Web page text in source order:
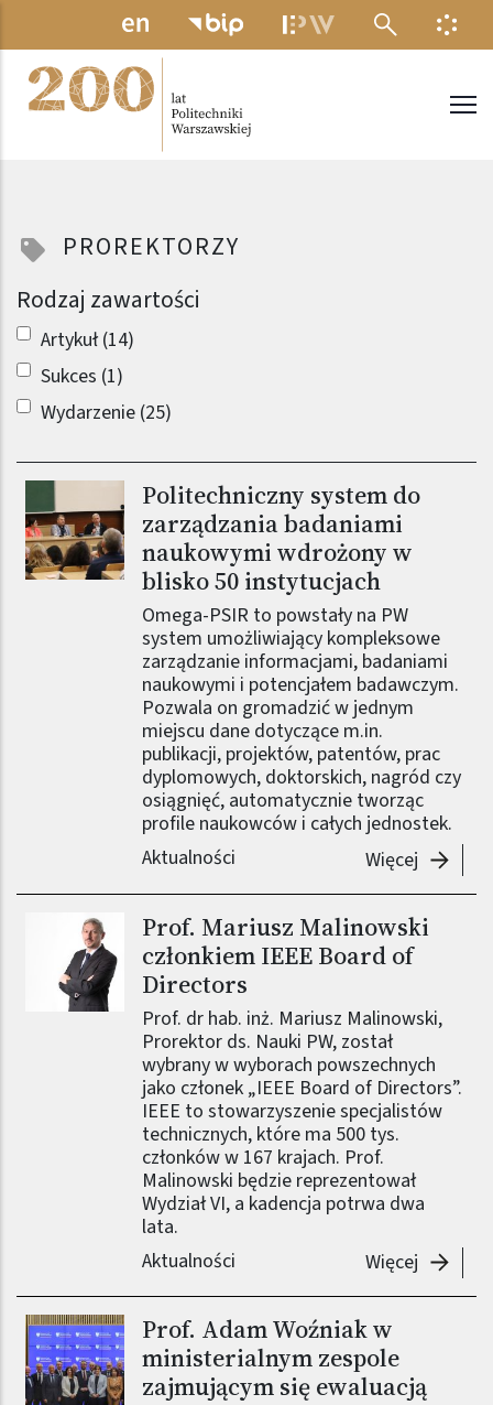
Przejdź do treści
MENU
PROREKTORZY
Rodzaj zawartości
Artykuł (14)
Sukces (1)
Wydarzenie (25)
Obraz (old)
Politechniczny system do
zarządzania badaniami
naukowymi wdrożony w
blisko 50 instytucjach
Omega-PSIR to powstały na PW
system umożliwiający kompleksowe
zarządzanie informacjami, badaniami
naukowymi i potencjałem badawczym.
Pozwala on gromadzić w jednym
miejscu dane dotyczące m.in.
publikacji, projektów, patentów, prac
dyplomowych, doktorskich, nagród czy
osiągnięć, automatycznie tworząc
profile naukowców i całych jednostek.
Aktualności
Więcej
Obraz (old)
Prof. Mariusz Malinowski
członkiem IEEE Board of
Directors
Prof. dr hab. inż. Mariusz Malinowski,
Prorektor ds. Nauki PW, został
wybrany w wyborach powszechnych
jako członek „IEEE Board of Directors”.
IEEE to stowarzyszenie specjalistów
technicznych, które ma 500 tys.
członków w 167 krajach. Prof.
Malinowski będzie reprezentował
Wydział VI, a kadencja potrwa dwa
lata.
Aktualności
Więcej Prof.
Obraz (old)
Prof. Adam Woźniak w
ministerialnym zespole
zajmującym się ewaluacją